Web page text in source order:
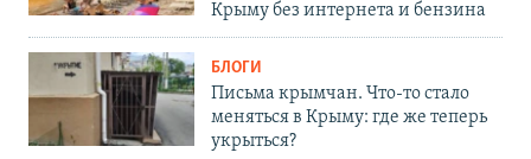
Крыму без интернета и бензина
БЛОГИ
Письма крымчан. Что-то стало
меняться в Крыму: где же теперь
укрыться?